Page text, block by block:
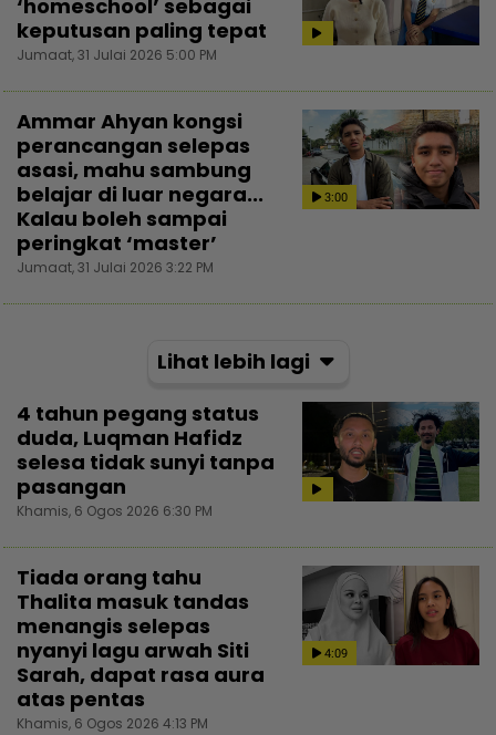
‘homeschool’ sebagai
keputusan paling tepat
Jumaat, 31 Julai 2026 5:00 PM
3:00
Ammar Ahyan kongsi
perancangan selepas
asasi, mahu sambung
belajar di luar negara...
Kalau boleh sampai
peringkat ‘master’
Jumaat, 31 Julai 2026 3:22 PM
Lihat lebih lagi
4 tahun pegang status
duda, Luqman Hafidz
selesa tidak sunyi tanpa
pasangan
Khamis, 6 Ogos 2026 6:30 PM
4:09
Tiada orang tahu
Thalita masuk tandas
menangis selepas
nyanyi lagu arwah Siti
Sarah, dapat rasa aura
atas pentas
Khamis, 6 Ogos 2026 4:13 PM